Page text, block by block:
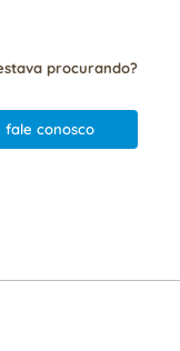
procurando?
fale conosco